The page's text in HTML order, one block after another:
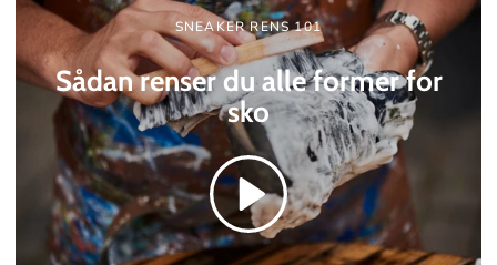
SNEAKER RENS 101
Sådan renser du alle former for
sko